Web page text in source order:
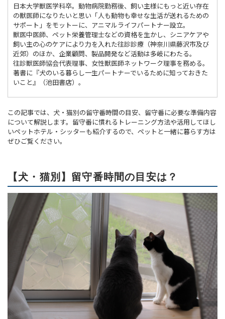
日本大学獣医学科卒。動物病院勤務後、飼い主様にもっと近い存在
の獣医師になりたいと思い「人も動物も幸せな生活が送れるための
サポート」をモットーに、アニマルライフパートナー設立。
獣医中医師、ペット栄養管理士などの資格を生かし、シニアケアや
飼い主の心のケアにより力を入れた往診診療（神奈川県藤沢市及び
近郊）のほか、企業顧問、製品開発など活動は多岐にわたる。
往診獣医師協会代表理事、女性獣医師ネットワーク理事を務める。
著書に『犬のいる暮らし一生パートナーでいるために知っておきた
いこと』（池田書店）。
この記事では、犬・猫別の留守番時間の目安、留守番に必要な準備内容
について解説します。留守番に慣れるトレーニング方法や活用してほし
いペットホテル・シッターも紹介するので、ペットと一緒に暮らす方は
ぜひご覧ください。
【犬・猫別】留守番時間の目安は？